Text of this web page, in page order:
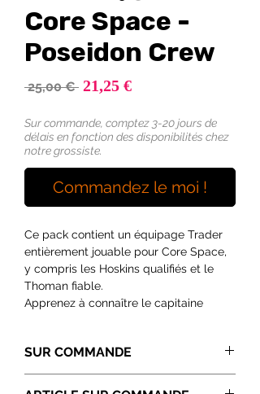
Core Space -
Poseidon Crew
25,00 € Prix
21,25 €Prix
Sur commande, comptez 3-20 jours de
délais en fonction des disponibilités chez
notre grossiste.
Commandez le moi !
Ce pack contient un équipage Trader
entièrement jouable pour Core Space,
y compris les Hoskins qualifiés et le
Thoman fiable.
Apprenez à connaître le capitaine
ajoutez une touche à vos parties avec
les nouvelles cartes d'assistance et les
nouveaux équipements tels que le
SUR COMMANDE